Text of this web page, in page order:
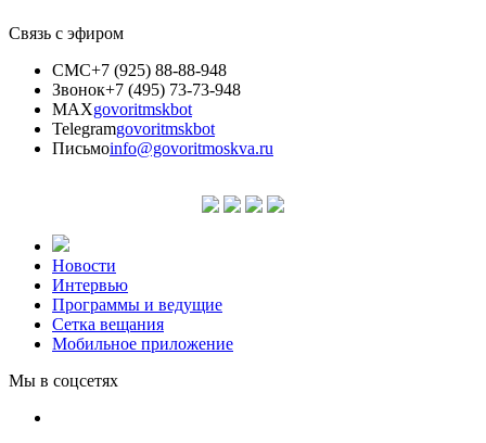
Связь с эфиром
СМС+7 (925) 88-88-948
Звонок+7 (495) 73-73-948
MAXgovoritmskbot
Telegramgovoritmskbot
Письмоinfo@govoritmoskva.ru
Новости
Интервью
Программы и ведущие
Сетка вещания
Мобильное приложение
Мы в соцсетях